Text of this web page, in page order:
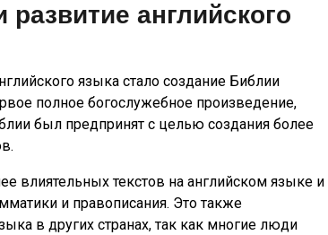
английского
языка стало создание Библии
полное богослужебное произведение,
был предпринят с целью создания более
влиятельных текстов на английском языке и
и правописания. Это также
в других странах, так как многие люди